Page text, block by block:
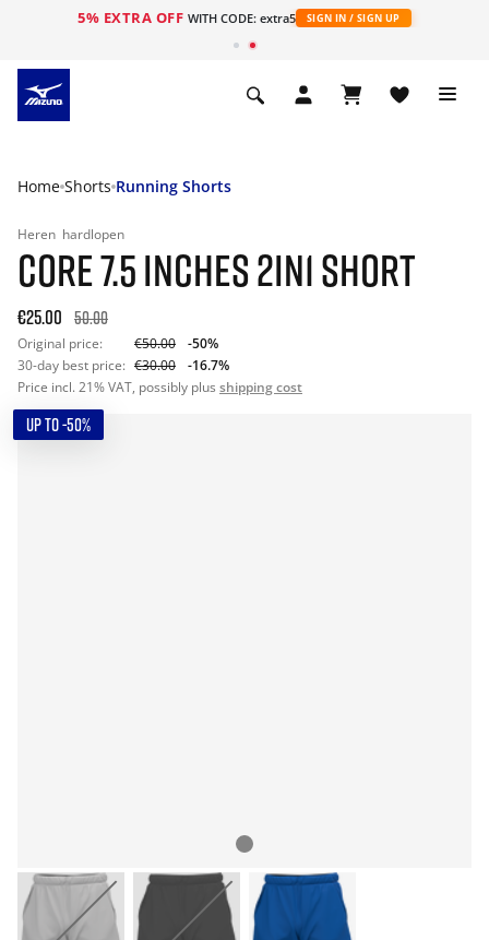
5% EXTRA OFF WITH CODE: extra5 SIGN IN / SIGN UP
Home Shorts Running Shorts
Heren hardlopen
CORE 7.5 INCHES 2IN1 SHORT
€25.00 50.00
Original price: €50.00
-50%
30-day best price: €30.00
-16.7%
Price incl. 21% VAT, possibly plus shipping cost
UP TO -50%